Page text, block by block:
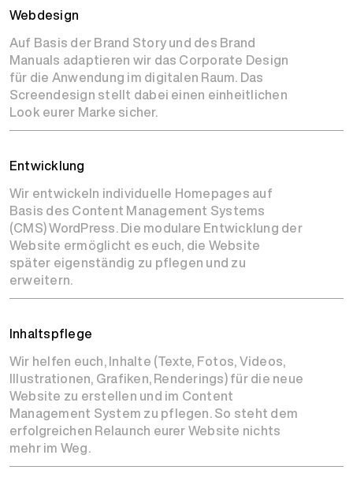
Webdesign
Auf Basis der Brand Story und des Brand
Manuals adaptieren wir das Corporate Design
für die Anwendung im digitalen Raum. Das
Screendesign stellt dabei einen einheitlichen
Look eurer Marke sicher.
Entwicklung
Wir entwickeln individuelle Homepages auf
Basis des Content Management Systems
(CMS) WordPress. Die modulare Entwicklung der
Website ermöglicht es euch, die Website
später eigenständig zu pflegen und zu
erweitern.
Inhaltspflege
Wir helfen euch, Inhalte (Texte, Fotos, Videos,
Illustrationen, Grafiken, Renderings) für die neue
Website zu erstellen und im Content
Management System zu pflegen. So steht dem
erfolgreichen Relaunch eurer Website nichts
mehr im Weg.